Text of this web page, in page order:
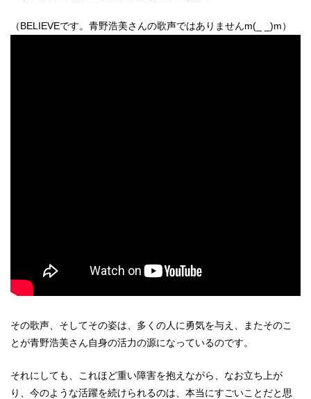
（BELIEVEです。青野浩美さんの歌声ではありませんm(_ _)m）
その歌声、そしてその姿は、多くの人に勇気を与え、またそのこ
とが青野浩美さん自身の活力の源になっているのです。
それにしても、これほど重い障害を抱えながら、なお立ち上が
り、今のような活躍を続けられるのは、本当にすごいことだと思